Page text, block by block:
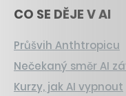
CO SE DĚJE V AI
Průšvih Anthtropicu
Nečekaný směr AI
Kurzy, jak AI vypnout